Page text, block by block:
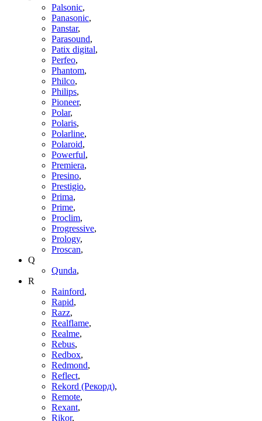
Palsonic,
Panasonic,
Panstar,
Parasound,
Patix digital,
Perfeo,
Phantom,
Philco,
Philips,
Pioneer,
Polar,
Polaris,
Polarline,
Polaroid,
Powerful,
Premiera,
Presino,
Prestigio,
Prima,
Prime,
Proclim,
Progressive,
Prology,
Proscan,
Q
Qunda,
R
Rainford,
Rapid,
Razz,
Realflame,
Realme,
Rebus,
Redbox,
Redmond,
Reflect,
Rekord (Рекорд),
Remote,
Rexant,
Rikor,